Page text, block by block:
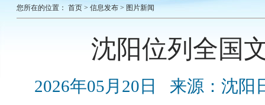
您所在的位置： 首页 > 信息发布 > 图片新闻
沈阳位列全国
2026年05月20日 来源：沈阳